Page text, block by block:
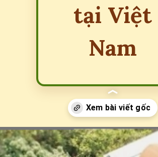
tại Việt
Nam
Đang mởhttps://erci.edu.vn/retreat-la-gi